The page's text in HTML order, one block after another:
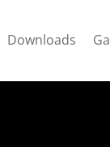
Downloads